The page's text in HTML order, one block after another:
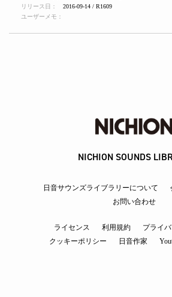
リリース日：
2016-09-14 / R1609
ユーザーメモ：
NICHION SOUNDS
日音サウンズライブラリーについて
お問い合わせ
ライセンス 利用規約
プライ
クッキーポリシー
日音作家